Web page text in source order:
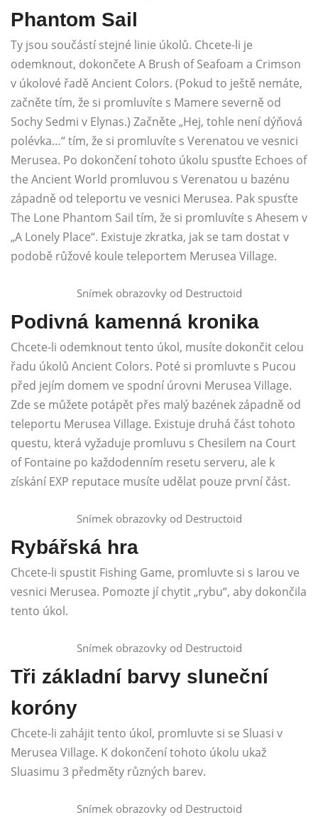
Phantom Sail
Ty jsou součástí stejné linie úkolů. Chcete-li je
odemknout, dokončete A Brush of Seafoam a Crimson
v úkolové řadě Ancient Colors. (Pokud to ještě nemáte,
začněte tím, že si promluvíte s Mamere severně od
Sochy Sedmi v Elynas.) Začněte „Hej, tohle není dýňová
polévka…“ tím, že si promluvíte s Verenatou ve vesnici
Merusea. Po dokončení tohoto úkolu spusťte Echoes of
the Ancient World promluvou s Verenatou u bazénu
západně od teleportu ve vesnici Merusea. Pak spusťte
The Lone Phantom Sail tím, že si promluvíte s Ahesem v
„A Lonely Place“. Existuje zkratka, jak se tam dostat v
podobě růžové koule teleportem Merusea Village.
Snímek obrazovky od Destructoid
Podivná kamenná kronika
Chcete-li odemknout tento úkol, musíte dokončit celou
řadu úkolů Ancient Colors. Poté si promluvte s Pucou
před jejím domem ve spodní úrovni Merusea Village.
Zde se můžete potápět přes malý bazének západně od
teleportu Merusea Village. Existuje druhá část tohoto
questu, která vyžaduje promluvu s Chesilem na Court
of Fontaine po každodenním resetu serveru, ale k
získání EXP reputace musíte udělat pouze první část.
Snímek obrazovky od Destructoid
Rybářská hra
Chcete-li spustit Fishing Game, promluvte si s Iarou ve
vesnici Merusea. Pomozte jí chytit „rybu“, aby dokončila
tento úkol.
Snímek obrazovky od Destructoid
Tři základní barvy sluneční
koróny
Chcete-li zahájit tento úkol, promluvte si se Sluasi v
Merusea Village. K dokončení tohoto úkolu ukaž
Sluasimu 3 předměty různých barev.
Snímek obrazovky od Destructoid